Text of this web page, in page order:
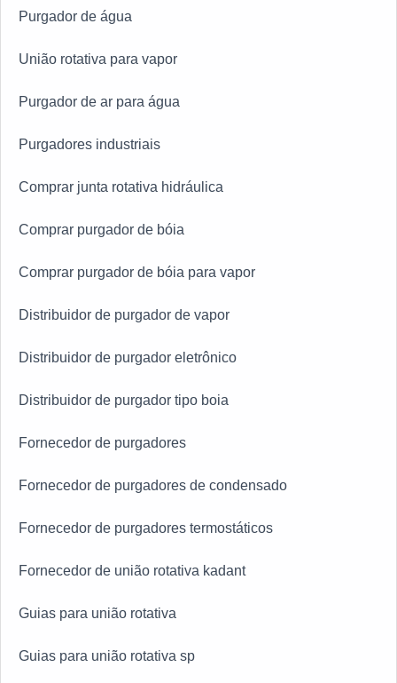
Purgador de água
União rotativa para vapor
Purgador de ar para água
Purgadores industriais
Comprar junta rotativa hidráulica
Comprar purgador de bóia
Comprar purgador de bóia para vapor
Distribuidor de purgador de vapor
Distribuidor de purgador eletrônico
Distribuidor de purgador tipo boia
Fornecedor de purgadores
Fornecedor de purgadores de condensado
Fornecedor de purgadores termostáticos
Fornecedor de união rotativa kadant
Guias para união rotativa
Guias para união rotativa sp